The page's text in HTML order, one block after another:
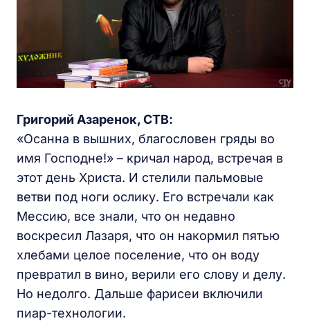
Григорий Азаренок, СТВ:
«Осанна в вышних, благословен гряды во
имя Господне!» – кричал народ, встречая в
этот день Христа. И стелили пальмовые
ветви под ноги ослику. Его встречали как
Мессию, все знали, что он недавно
воскресил Лазаря, что он накормил пятью
хлебами целое поселение, что он воду
превратил в вино, верили его слову и делу.
Но недолго. Дальше фарисеи включили
пиар-технологии.